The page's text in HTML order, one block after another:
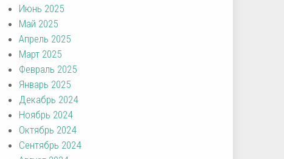
Июнь 2025
Май 2025
Апрель 2025
Март 2025
Февраль 2025
Январь 2025
Декабрь 2024
Ноябрь 2024
Октябрь 2024
Сентябрь 2024